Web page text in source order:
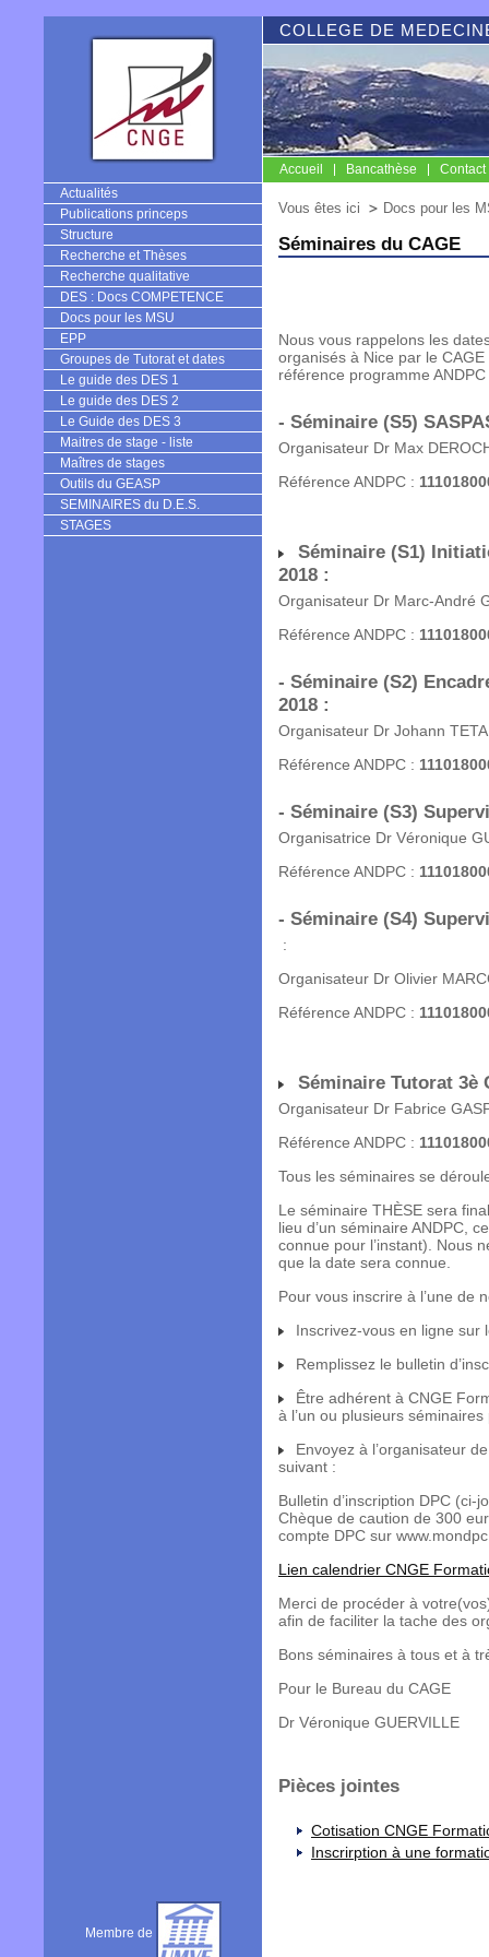
COLLEGE DE
CNGE
Accueil Bancathèse
Contact
Actualités
Publications princeps
Structure
Recherche et Thèses
Recherche qualitative
DES : Docs COMPETENCE
Docs pour les MSU
EPP
Groupes de Tutorat et dates
Le guide des DES 1
Le guide des DES 2
Le Guide des DES 3
Maitres de stage - liste
Maîtres de stages
Outils du GEASP
SEMINAIRES du D.E.S.
STAGES
Vous êtes ici Docs pour les
Séminaires du CAGE
Nous vous rappelons les
organisés à Nice par le
référence programme ANDPC
- Séminaire (S5)
Organisateur Dr Max
Référence ANDPC :
Séminaire (S1)
2018 :
Organisateur Dr Marc-André
Référence ANDPC :
- Séminaire (S2)
2018 :
Organisateur Dr Johann
Référence ANDPC :
- Séminaire (S3)
Organisatrice Dr Véronique
Référence ANDPC :
- Séminaire (S4)
:
Organisateur Dr Olivier
Référence ANDPC :
Séminaire Tutorat 3è
Organisateur Dr Fabrice
Référence ANDPC :
Tous les séminaires se
Le séminaire THÈSE sera
lieu d’un séminaire ANDPC,
connue pour l’instant). Nous
que la date sera connue.
Pour vous inscrire à l’une de
Inscrivez-vous en ligne sur
Remplissez le bulletin
Être adhérent à CNGE
à l’un ou plusieurs
Envoyez à l’organisateur
suivant :
Bulletin d’inscription DPC
Chèque de caution de 300
compte DPC sur
Lien calendrier CNGE
Merci de procéder à
afin de faciliter la tache des
Bons séminaires à tous et à
Pour le Bureau du CAGE
Dr Véronique GUERVILLE
Pièces jointes
Cotisation CNGE
Inscrirption à une
Membre de